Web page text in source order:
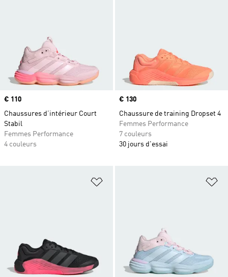
Prix
€ 110
Chaussures d’intérieur Court
Stabil
Femmes Performance
4 couleurs
Prix
€ 130
Chaussure de training Dropset 4
Femmes Performance
7 couleurs
30 jours d'essai
Ajouter à la Liste de produits